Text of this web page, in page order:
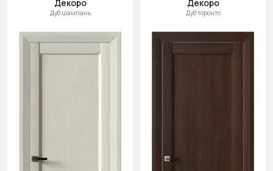
Декоро
Дуб шампань
Декоро
Дуб торонто